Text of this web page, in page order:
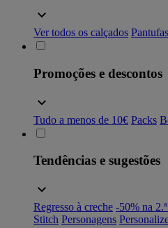
Ver todos os calçados Pantufas
Promoções e descontos
Tudo a menos de 10€ Packs
Tendências e sugestões
Regresso à creche -50% na
Stitch Personagens